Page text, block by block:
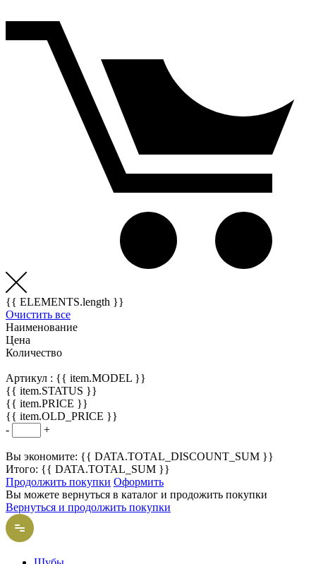
{{ ELEMENTS.length }}
Очистить все
Наименование
Цена
Количество
Артикул : {{ item.MODEL }}
{{ item.STATUS }}
{{ item.PRICE }}
{{ item.OLD_PRICE }}
-
+
Вы экономите: {{ DATA.TOTAL_DISCOUNT_SUM }}
Итого: {{ DATA.TOTAL_SUM }}
Продолжить покупки Оформить
Вы можете вернуться в каталог и продожить покупки
Вернуться и продолжить покупки